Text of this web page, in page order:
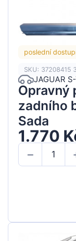
poslední
SKU: 37208415
JAGUAR
Opravný
zadního
Sada
1.770